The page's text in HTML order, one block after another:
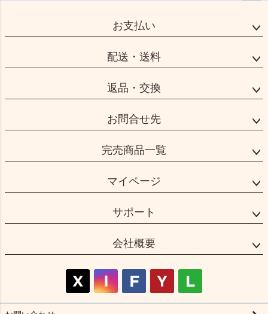
ップ
お支払い
配送・送料
返品・交換
お問合せ先
完売商品一覧
マイページ
サポート
会社概要